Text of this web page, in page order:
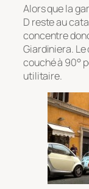
Alors que la
D reste au
concentre
Giardiniera.
couché à 90°
utilitaire.